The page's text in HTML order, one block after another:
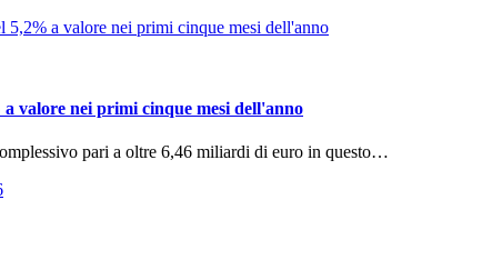
valore nei primi cinque mesi dell'anno
pari a oltre 6,46 miliardi di euro in questo…